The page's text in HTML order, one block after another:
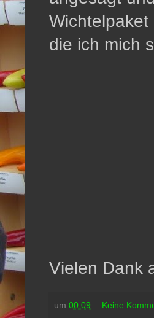
die ich mich
Vielen Dank
um 00:09 Keine